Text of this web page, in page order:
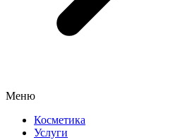
Меню
Косметика
Услуги